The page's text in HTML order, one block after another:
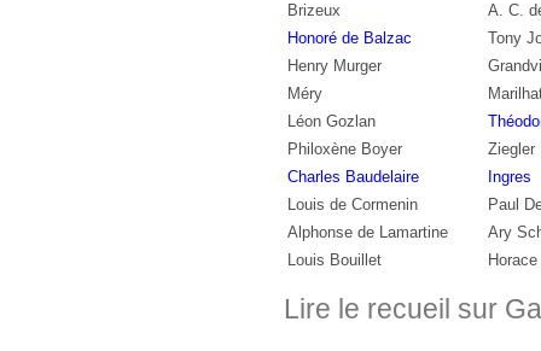
Brizeux
A. C.
Honoré de Balzac
Tony
Henry Murger
Méry
Léon Gozlan
Philoxène Boyer
Ziegler
Charles Baudelaire
Ingres
Louis de Cormenin
Paul
Alphonse de Lamartine
Ary
Louis Bouillet
Lire le recueil sur